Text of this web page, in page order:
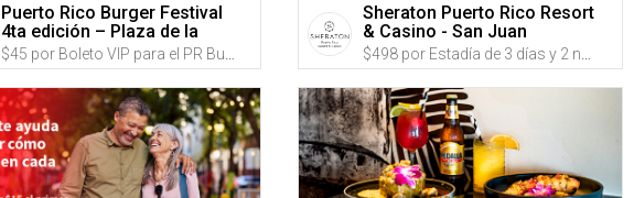
Puerto Rico Burger Festival
4ta edición – Plaza de la
Independencia, (Predios
Hiram Bithorn & Roberto
Clemente
Sheraton Puerto Rico Resort
& Casino - San Juan